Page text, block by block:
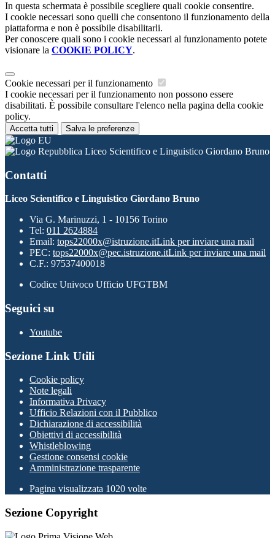
In questa schermata è possibile scegliere quali cookie consentire.
I cookie necessari sono quelli che consentono il funzionamento della
piattaforma e non è possibile disabilitarli.
Per conoscere quali sono i cookie necessari al funzionamento potete
visionare la COOKIE POLICY.
Cookie necessari per il funzionamento
I cookie necessari per il funzionamento non possono essere
disabilitati. È possibile consultare l'elenco nella pagina della cookie
policy.
Accetta tutti Salva le preferenze
Liceo Scientifico e Linguistico Giordano Bruno
Contatti
Liceo Scientifico e Linguistico Giordano Bruno
Via G. Marinuzzi, 1 - 10156 Torino
Tel: 011 2624884
Email: tops22000x@istruzione.itLink per inviare una mail
PEC: tops22000x@pec.istruzione.itLink per inviare una mail
C.F.: 97537400018
Codice Univoco Ufficio UFGTBM
Seguici su
Youtube
Sezione Link Utili
Cookie policy
Note legali
Informativa Privacy
Ufficio Relazioni con il Pubblico
Dichiarazione di accessibilità
Obiettivi di accessibilità
Whistleblowing
Gestione consensi cookie
Amministrazione trasparente
Pagina visualizzata 1020 volte
Sezione Copyright